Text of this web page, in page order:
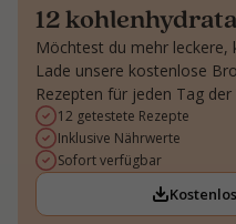
12
Möchtest du mehr leckere,
Lade unsere kostenlose
Rezepten für jeden Tag
12 getestete Rezepte
Inklusive Nährwerte
Sofort verfügbar